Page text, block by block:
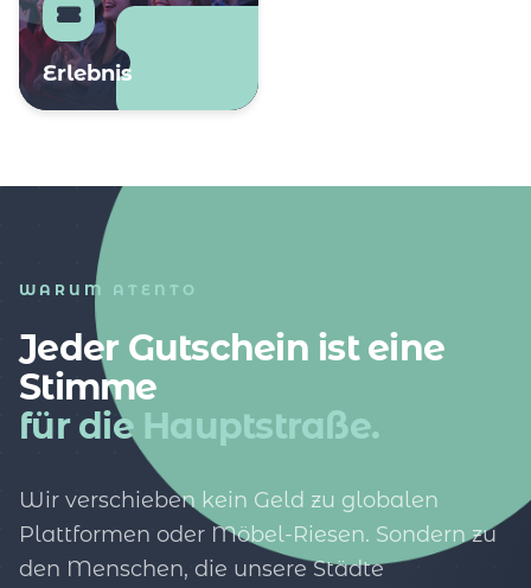
Erlebnis
WARUM ATENTO
Jeder Gutschein ist eine
Stimme
für die Hauptstraße.
Wir verschieben kein Geld zu globalen
Plattformen oder Möbel-Riesen. Sondern zu
den Menschen, die unsere Städte